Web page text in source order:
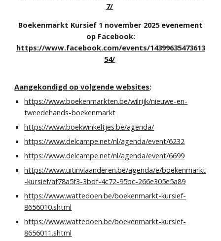
7/
Boekenmarkt Kursief 1 november 2025 evenement
op Facebook:
https://www.facebook.com/events/14399635473613
54/
Aangekondigd op volgende websites:
https://www.boekenmarkten.be/wilrijk/nieuwe-en-
tweedehands-boekenmarkt
https://www.boekwinkeltjes.be/agenda/
https://www.delcampe.net/nl/agenda/event/6232
https://www.delcampe.net/nl/agenda/event/6699
https://www.uitinvlaanderen.be/agenda/e/boekenmarkt
-kursief/af78a5f3-3bdf-4c72-95bc-266e305e5a89
https://www.wattedoen.be/boekenmarkt-kursief-
8656010.shtml
https://www.wattedoen.be/boekenmarkt-kursief-
8656011.shtml